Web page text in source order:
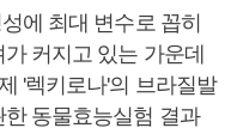
에 최대 변수로 꼽히
커지고 있는 가운데
'렉키로나'의 브라질발
동물효능실험 결과